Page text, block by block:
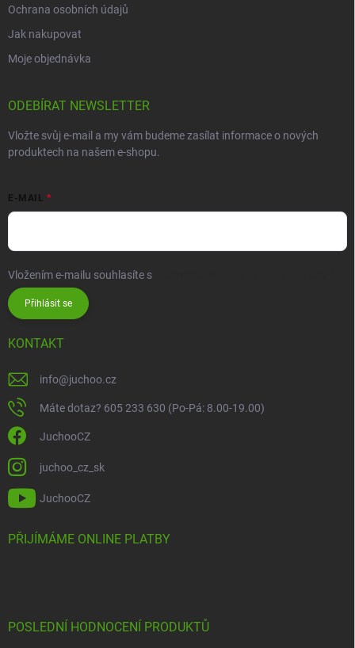
Ochrana osobních údajů
Jak nakupovat
Moje objednávka
ODEBÍRAT NEWSLETTER
Vložte svůj e-mail a my vám budeme zasílat informace o nových
produktech na našem e-shopu.
E-MAIL
Vložením e-mailu souhlasíte s
Přihlásit se
KONTAKT
info@juchoo.cz
Máte dotaz? 605 233 630 (Po-Pá: 8.00-19.00)
JuchooCZ
juchoo_cz_sk
JuchooCZ
PŘIJÍMÁME ONLINE PLATBY
POSLEDNÍ HODNOCENÍ PRODUKTŮ